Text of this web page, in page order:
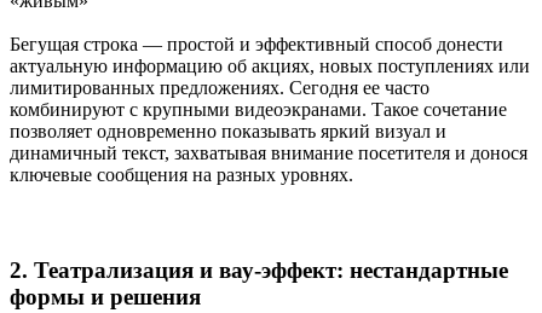
Бегущая строка — простой и эффективный способ донести
актуальную информацию об акциях, новых поступлениях или
лимитированных предложениях. Сегодня ее часто
комбинируют с крупными видеоэкранами. Такое сочетание
позволяет одновременно показывать яркий визуал и
динамичный текст, захватывая внимание посетителя и донося
ключевые сообщения на разных уровнях.
2. Театрализация и вау-эффект: нестандартные
формы и решения